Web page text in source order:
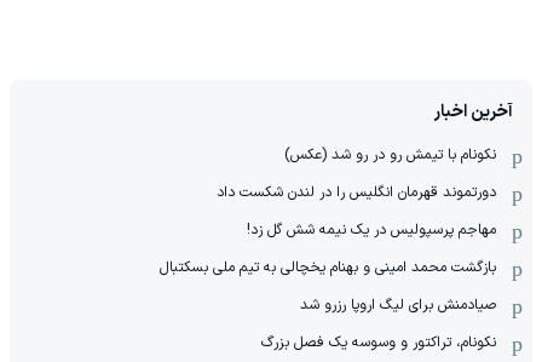
آخرین اخبار
نکونام با تیمش رو در رو شد (عکس)
دورتموند قهرمان انگلیس را در لندن شکست داد
مهاجم پرسپولیس در یک نیمه شش گل زد!
بازگشت محمد امینی و بهنام یخچالی به تیم ملی بسکتبال
صیادمنش برای لیگ اروپا رزرو شد
نکونام، تراکتور و وسوسه یک فصل بزرگ